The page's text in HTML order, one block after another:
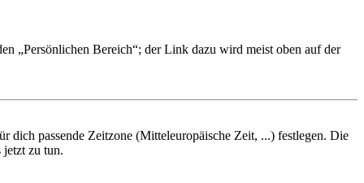
„Persönlichen Bereich“; der Link dazu wird meist oben auf der
dich passende Zeitzone (Mitteleuropäische Zeit, ...) festlegen. Die
jetzt zu tun.